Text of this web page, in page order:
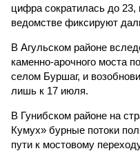
цифра сократилась до
ведомстве фиксируют
В Агульском районе
каменно-арочного моста
селом Буршаг, и
лишь к 17 июля.
В Гунибском районе на
Кумух» бурные потоки
пути к мостовому